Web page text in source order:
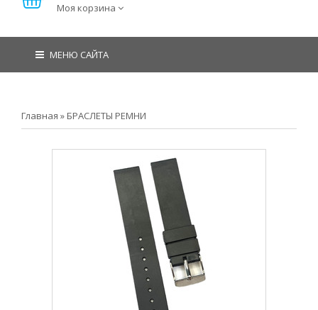
Моя корзина
МЕНЮ САЙТА
Главная » БРАСЛЕТЫ РЕМНИ